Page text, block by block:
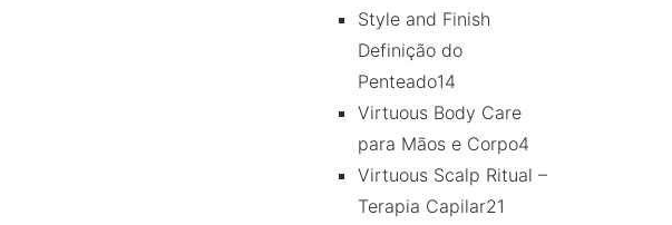
Style and Finish
Definição do
Penteado14
Virtuous Body Care
para Mãos e Corpo4
Virtuous Scalp Ritual –
Terapia Capilar21